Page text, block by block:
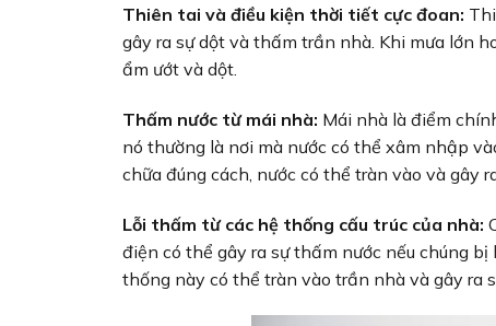
Thiên tai và điều kiện thời tiết cực đoan:
gây ra sự dột và thấm trần nhà. Khi mưa lớn
ẩm ướt và dột.
Thấm nước từ mái nhà: Mái nhà là điểm
nó thường là nơi mà nước có thể xâm nhập
chữa đúng cách, nước có thể tràn vào và gây
Lỗi thấm từ các hệ thống cấu trúc của nhà:
điện có thể gây ra sự thấm nước nếu chúng
thống này có thể tràn vào trần nhà và gây ra